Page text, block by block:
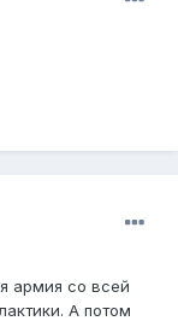
армия со всей
А потом